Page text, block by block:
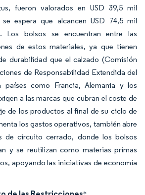
fueron valorados en USD 39,5 mil
espera que alcancen USD 74,5 mil
Los bolsos se encuentran entre las
de estos materiales, ya que tienen
durabilidad que el calzado (Comisión
de Responsabilidad Extendida del
países como Francia, Alemania y los
a las marcas que cubran el coste de
de los productos al final de su ciclo de
los gastos operativos, también abre
de circuito cerrado, donde los bolsos
y se reutilizan como materias primas
apoyando las iniciativas de economía